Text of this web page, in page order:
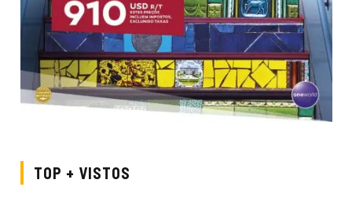
TOP + VISTOS